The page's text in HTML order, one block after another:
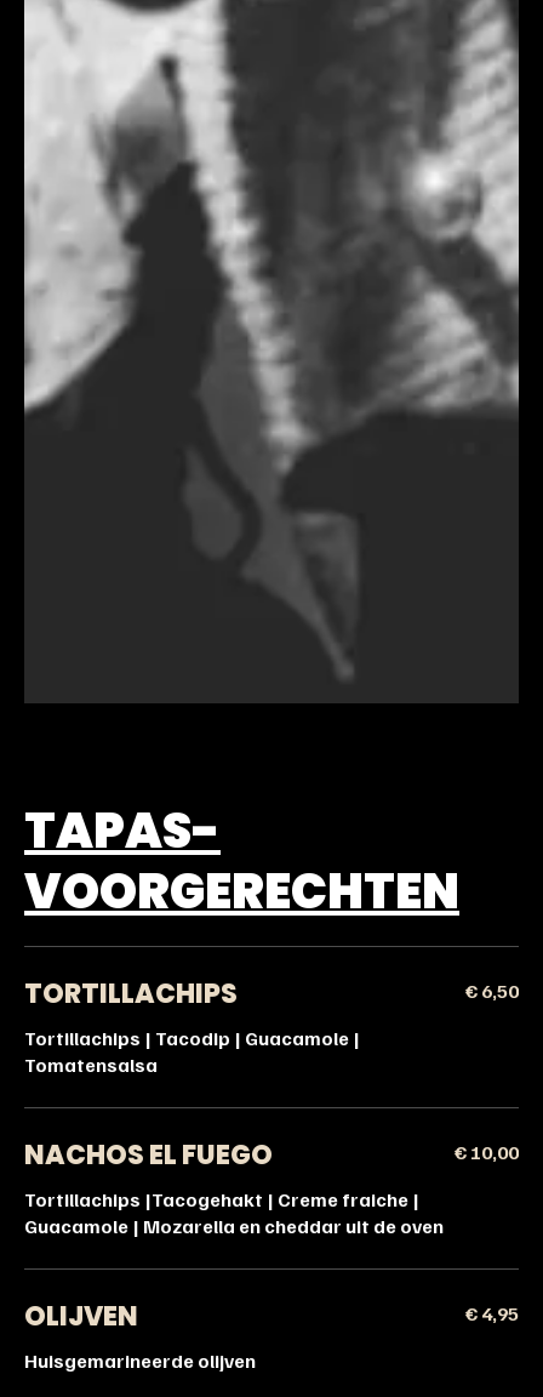
TAPAS-
VOORGERECHTEN
TORTILLACHIPS
Tortillachips | Tacodip | Guacamole |
Tomatensalsa
€ 6,50
NACHOS EL FUEGO
Tortillachips |Tacogehakt | Creme fraiche |
Guacamole | Mozarella en cheddar uit de oven
€ 10,00
OLIJVEN
Huisgemarineerde olijven
€ 4,95